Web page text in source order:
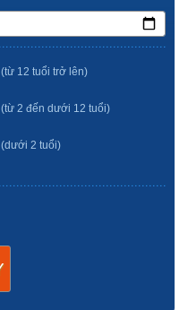
(từ 12 tuổi trở lên)
(từ 2 đến dưới 12 tuổi)
(dưới 2 tuổi)